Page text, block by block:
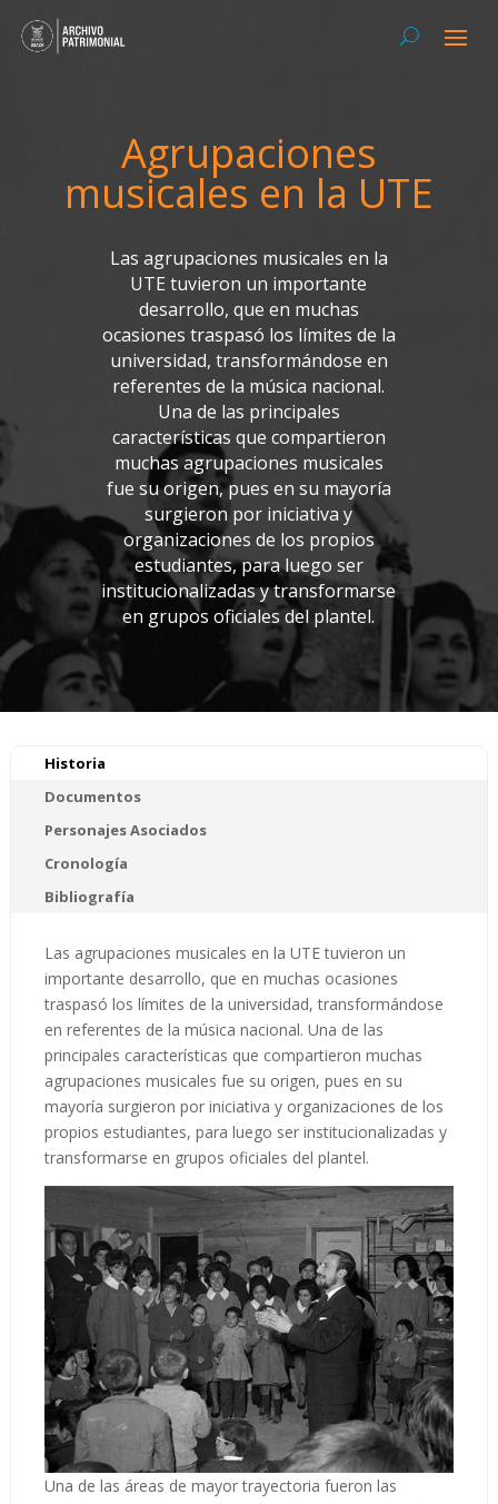
Agrupaciones
musicales en la UTE
Las agrupaciones musicales en la
UTE tuvieron un importante
desarrollo, que en muchas
ocasiones traspasó los límites de la
universidad, transformándose en
referentes de la música nacional.
Una de las principales
características que compartieron
muchas agrupaciones musicales
fue su origen, pues en su mayoría
surgieron por iniciativa y
organizaciones de los propios
estudiantes, para luego ser
institucionalizadas y transformarse
en grupos oficiales del plantel.
Historia
Documentos
Personajes Asociados
Cronología
Bibliografía
Las agrupaciones musicales en la UTE tuvieron un
importante desarrollo, que en muchas ocasiones
traspasó los límites de la universidad, transformándose
en referentes de la música nacional. Una de las
principales características que compartieron muchas
agrupaciones musicales fue su origen, pues en su
mayoría surgieron por iniciativa y organizaciones de los
propios estudiantes, para luego ser institucionalizadas y
transformarse en grupos oficiales del plantel.
Una de las áreas de mayor trayectoria fueron las